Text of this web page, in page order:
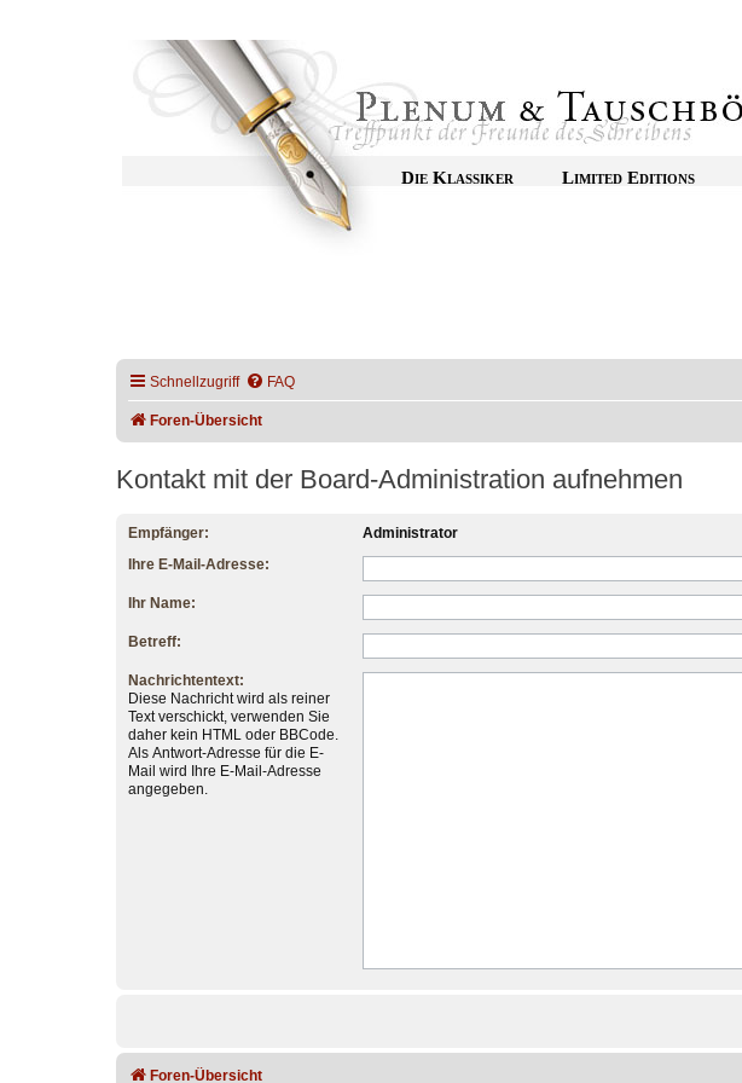
Die Klassiker Limited Editions
Schnellzugriff FAQ
Foren-Übersicht
Kontakt mit der Board-Administration aufnehmen
Empfänger:
Administrator
Ihre E-Mail-Adresse:
Ihr Name:
Betreff:
Nachrichtentext:
Diese Nachricht wird als reiner
Text verschickt, verwenden Sie
daher kein HTML oder BBCode.
Als Antwort-Adresse für die E-
Mail wird Ihre E-Mail-Adresse
angegeben.
Foren-Übersicht